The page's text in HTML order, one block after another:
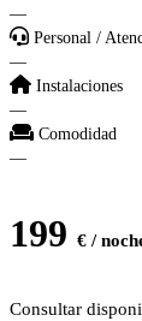
—
Personal /
—
Instalaciones
—
Comodidad
—
199 € /
Consultar